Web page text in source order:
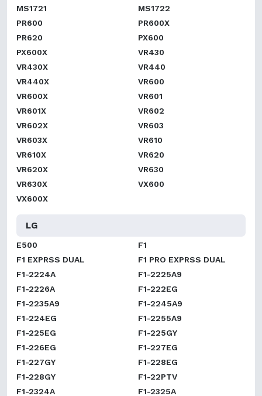
MS1721
MS1722
PR600
PR600X
PR620
PX600
PX600X
VR430
VR430X
VR440
VR440X
VR600
VR600X
VR601
VR601X
VR602
VR602X
VR603
VR603X
VR610
VR610X
VR620
VR620X
VR630
VR630X
VX600
VX600X
LG
E500
F1
F1 EXPRSS DUAL
F1 PRO EXPRSS DUAL
F1-2224A
F1-2225A9
F1-2226A
F1-222EG
F1-2235A9
F1-2245A9
F1-224EG
F1-2255A9
F1-225EG
F1-225GY
F1-226EG
F1-227EG
F1-227GY
F1-228EG
F1-228GY
F1-22PTV
F1-2324A
F1-2325A